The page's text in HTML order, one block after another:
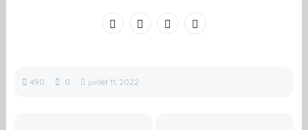
490 0 juillet 11, 2022